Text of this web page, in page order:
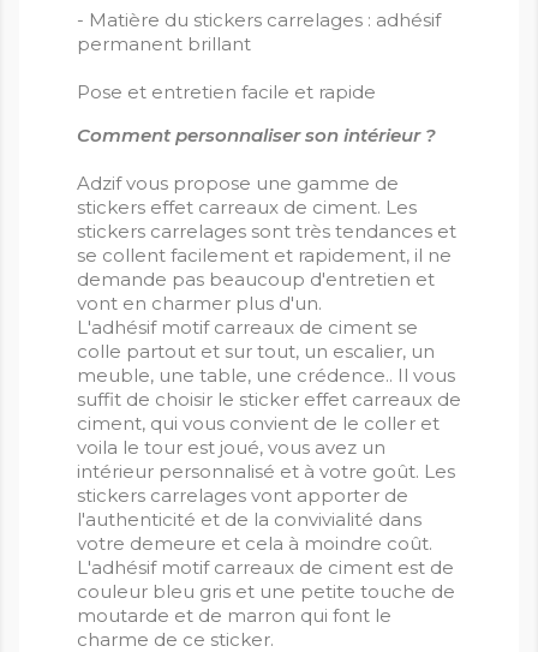
- Matière du stickers carrelages : adhésif
permanent brillant
Pose et entretien facile et rapide
Comment personnaliser son intérieur ?
Adzif vous propose une gamme de
stickers effet carreaux de ciment. Les
stickers carrelages sont très tendances et
se collent facilement et rapidement, il ne
demande pas beaucoup d'entretien et
vont en charmer plus d'un.
L'adhésif motif carreaux de ciment se
colle partout et sur tout, un escalier, un
meuble, une table, une crédence.. Il vous
suffit de choisir le sticker effet carreaux de
ciment, qui vous convient de le coller et
voila le tour est joué, vous avez un
intérieur personnalisé et à votre goût. Les
stickers carrelages vont apporter de
l'authenticité et de la convivialité dans
votre demeure et cela à moindre coût.
L'adhésif motif carreaux de ciment est de
couleur bleu gris et une petite touche de
moutarde et de marron qui font le
charme de ce sticker.